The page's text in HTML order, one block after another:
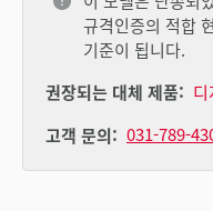
규격인증의 적합
기준이 됩니다.
권장되는 대체 제품:
고객 문의: 031-789-